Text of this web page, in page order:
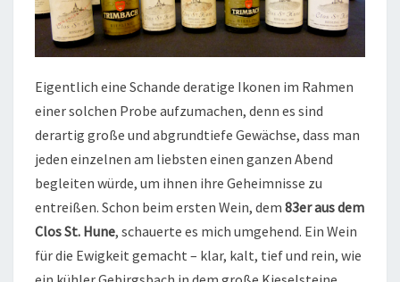
Eigentlich eine Schande deratige Ikonen im Rahmen
einer solchen Probe aufzumachen, denn es sind
derartig große und abgrundtiefe Gewächse, dass man
jeden einzelnen am liebsten einen ganzen Abend
begleiten würde, um ihnen ihre Geheimnisse zu
entreißen. Schon beim ersten Wein, dem 83er aus dem
Clos St. Hune, schauerte es mich umgehend. Ein Wein
für die Ewigkeit gemacht – klar, kalt, tief und rein, wie